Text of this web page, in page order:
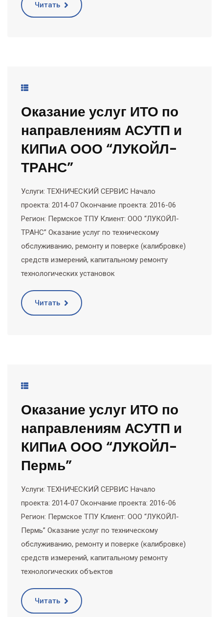
Читать
Оказание услуг ИТО по
направлениям АСУТП и
КИПиА ООО “ЛУКОЙЛ-
ТРАНС”
Услуги: ТЕХНИЧЕСКИЙ СЕРВИС Начало
проекта: 2014-07 Окончание проекта: 2016-06
Регион: Пермское ТПУ Клиент: ООО “ЛУКОЙЛ-
ТРАНС” Оказание услуг по техническому
обслуживанию, ремонту и поверке (калибровке)
средств измерений, капитальному ремонту
технологических установок
Читать
Оказание услуг ИТО по
направлениям АСУТП и
КИПиА ООО “ЛУКОЙЛ-
Пермь”
Услуги: ТЕХНИЧЕСКИЙ СЕРВИС Начало
проекта: 2014-07 Окончание проекта: 2016-06
Регион: Пермское ТПУ Клиент: ООО “ЛУКОЙЛ-
Пермь” Оказание услуг по техническому
обслуживанию, ремонту и поверке (калибровке)
средств измерений, капитальному ремонту
технологических объектов
Читать